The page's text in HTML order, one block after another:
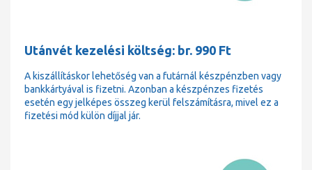
Utánvét kezelési költség: br. 990 Ft
A kiszállításkor lehetőség van a futárnál készpénzben vagy
bankkártyával is fizetni. Azonban a készpénzes fizetés
esetén egy jelképes összeg kerül felszámításra, mivel ez a
fizetési mód külön díjjal jár.